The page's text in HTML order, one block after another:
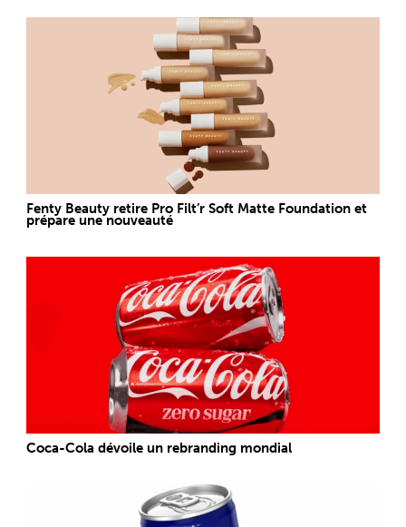
Fenty Beauty retire Pro Filt’r Soft Matte Foundation et
prépare une nouveauté
Coca-Cola dévoile un rebranding mondial